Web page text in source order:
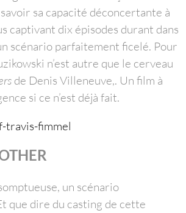
sa capacité déconcertante à
captivant dix épisodes durant dans
scénario parfaitement ficelé. Pour
n’est autre que le cerveau
de Denis Villeneuve,. Un film à
si ce n’est déjà fait.
un scénario
que dire du casting de cette